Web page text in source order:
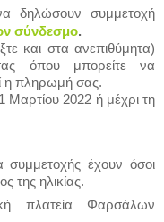
δηλώσουν συμμετοχή
σύνδεσμο.
και στα ανεπιθύμητα)
όπου μπορείτε να
η πληρωμή σας.
Μαρτίου 2022 ή μέχρι τη
έχουν όσοι
της ηλικίας.
πλατεία Φαρσάλων